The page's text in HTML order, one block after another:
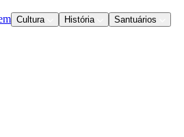
Cultura História
Santuários